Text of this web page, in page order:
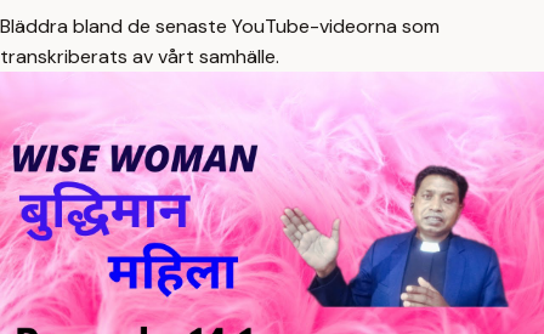
Bläddra bland de senaste YouTube-videorna som
transkriberats av vårt samhälle.